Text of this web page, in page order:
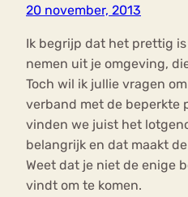
20 november, 2013
Ik begrijp dat het prettig
nemen uit je omgeving,
Toch wil ik jullie vragen
verband met de beperkte
vinden we juist het
belangrijk en dat maakt
Weet dat je niet de enige
vindt om te komen.